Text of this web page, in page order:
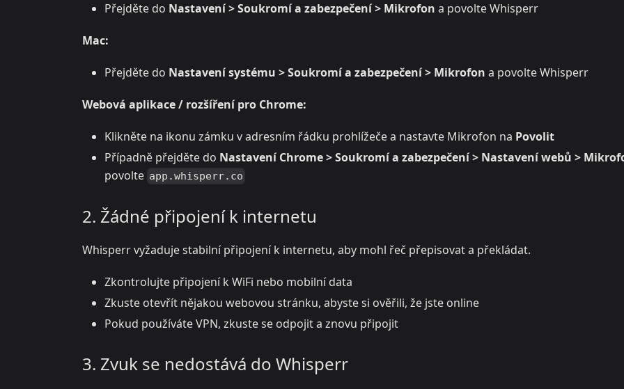
Přejděte do Nastavení > Soukromí a zabezpečení > Mikrofon a povolte Whisperr
Mac:
Přejděte do Nastavení systému > Soukromí a zabezpečení > Mikrofon a povolte Whisperr
Webová aplikace / rozšíření pro Chrome:
Klikněte na ikonu zámku v adresním řádku prohlížeče a nastavte Mikrofon na Povolit
Případně přejděte do Nastavení Chrome > Soukromí a zabezpečení > Nastavení webů >
povolte app.whisperr.co
2. Žádné připojení k internetu
Whisperr vyžaduje stabilní připojení k internetu, aby mohl řeč přepisovat a překládat.
Zkontrolujte připojení k WiFi nebo mobilní data
Zkuste otevřít nějakou webovou stránku, abyste si ověřili, že jste online
Pokud používáte VPN, zkuste se odpojit a znovu připojit
3. Zvuk se nedostává do Whisperr